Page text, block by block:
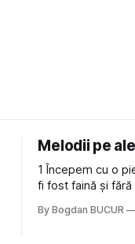
Melodii pe
1 Începem cu o
fi fost faină și fără
Castles, o
By Bogdan BUCUR